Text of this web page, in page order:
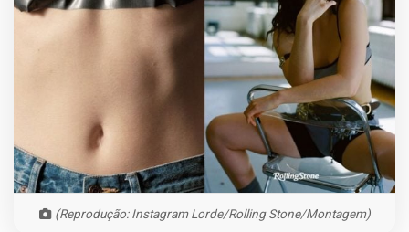
(Reprodução: Instagram Lorde/Rolling Stone/Montagem)